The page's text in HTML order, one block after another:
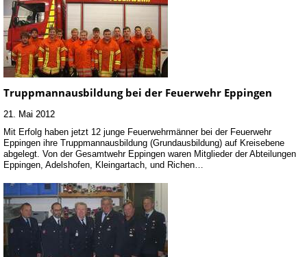
Truppmannausbildung bei der Feuerwehr Eppingen
21. Mai 2012
Mit Erfolg haben jetzt 12 junge Feuerwehrmänner bei der Feuerwehr
Eppingen ihre Truppmannausbildung (Grundausbildung) auf Kreisebene
abgelegt. Von der Gesamtwehr Eppingen waren Mitglieder der Abteilungen
Eppingen, Adelshofen, Kleingartach, und Richen…